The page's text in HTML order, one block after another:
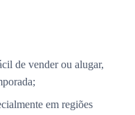
de vender ou alugar,
em regiões